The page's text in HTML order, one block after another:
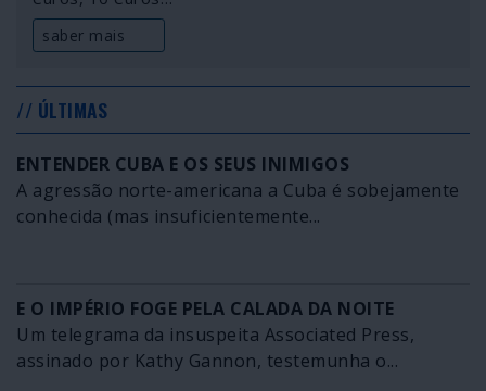
saber mais
// ÚLTIMAS
ENTENDER CUBA E OS SEUS INIMIGOS
A agressão norte-americana a Cuba é sobejamente
conhecida (mas insuficientemente...
E O IMPÉRIO FOGE PELA CALADA DA NOITE
Um telegrama da insuspeita Associated Press,
assinado por Kathy Gannon, testemunha o...